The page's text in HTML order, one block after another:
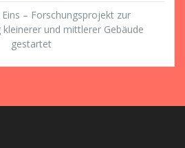
– Forschungsprojekt zur
und mittlerer Gebäude
gestartet